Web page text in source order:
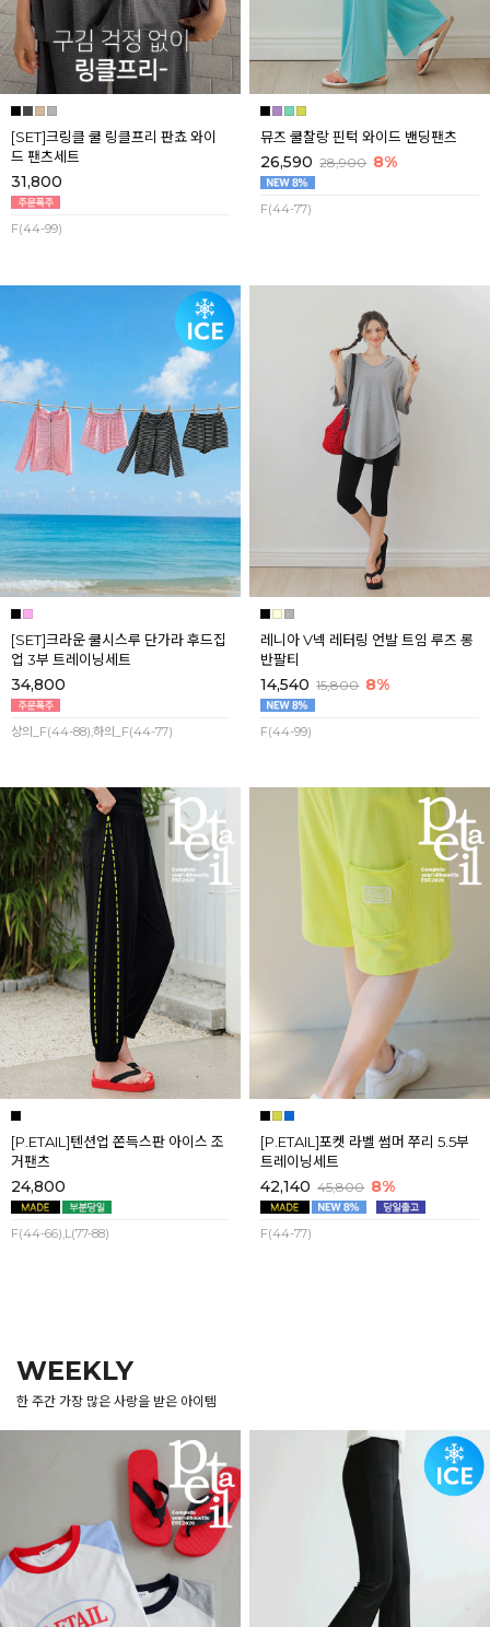
[SET]크링클 쿨 링클프리 판쵸 와이
드 팬츠세트
31,800
F(44-99)
뮤즈 쿨찰랑 핀턱 와이드 밴딩팬츠
26,590 28,900 8%
F(44-77)
[SET]크라운 쿨시스루 단가라 후드집
업 3부 트레이닝세트
34,800
상의_F(44-88),하의_F(44-77)
레니아 V넥 레터링 언발 트임 루즈 롱
반팔티
14,540 15,800 8%
F(44-99)
[P.ETAIL]텐션업 쫀득스판 아이스 조
거팬츠
24,800
F(44-66),L(77-88)
[P.ETAIL]포켓 라벨 썸머 쭈리 5.5부
트레이닝세트
42,140 45,800 8%
F(44-77)
WEEKLY
한 주간 가장 많은 사랑을 받은 아이템